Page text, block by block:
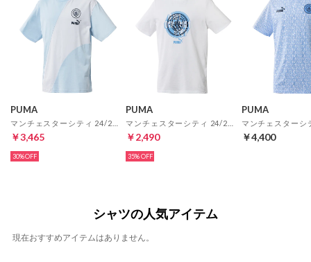
PUMA
￥3,465
30%
PUMA
￥2,490
35%
PUMA
￥4,400
シャツの人気アイテム
現在おすすめアイテムはありません。